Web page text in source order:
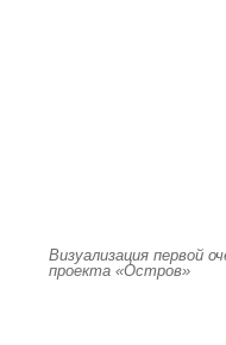
Визуализация первой
проекта «Остров»